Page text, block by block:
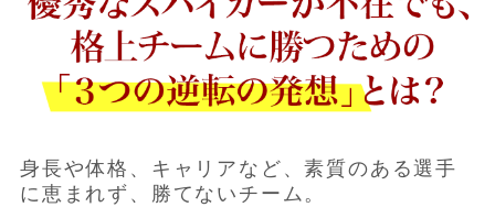
身長や体格、キャリアなど、素質のある選手
に恵まれず、勝てないチーム。